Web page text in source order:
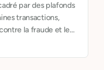
par des plafonds
transactions,
la fraude et le